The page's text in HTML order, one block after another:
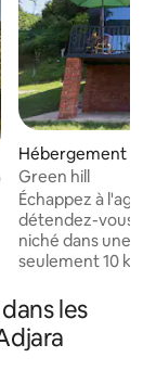
moyenne sur la
Hébergement ⋅
Green hill
Échappez à
détendez-vous
niché dans une
seulement 10
Batumi. Ici, la
vues
Noire, la
les